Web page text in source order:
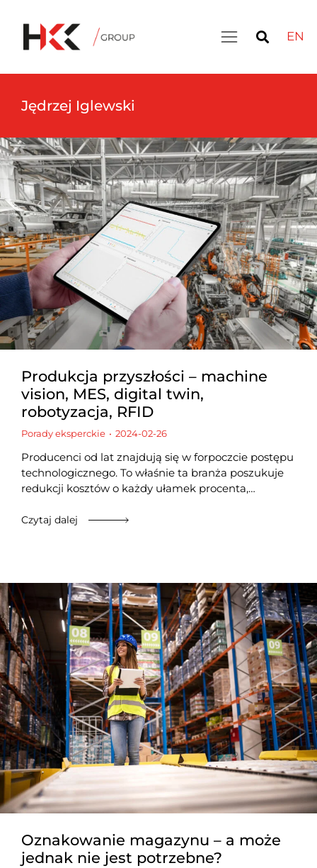
EN
Jędrzej Iglewski
Produkcja przyszłości – machine
vision, MES, digital twin,
robotyzacja, RFID
Porady eksperckie 2024-02-26
Producenci od lat znajdują się w forpoczcie postępu
technologicznego. To właśnie ta branża poszukuje
redukcji kosztów o każdy ułamek procenta,…
Czytaj dalej
Oznakowanie magazynu – a może
jednak nie jest potrzebne?